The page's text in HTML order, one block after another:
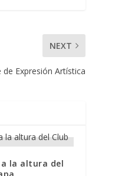
NEXT
Expresión Artística
a la altura del